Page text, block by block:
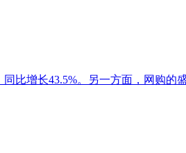
比增长43.5%。另一方面，网购的